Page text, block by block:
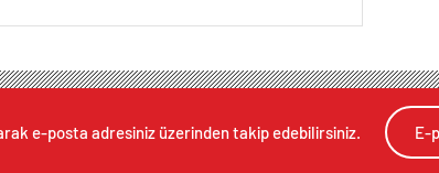
e-posta adresiniz üzerinden takip edebilirsiniz.